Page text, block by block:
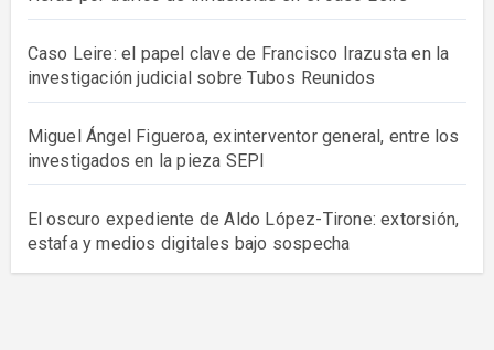
Caso Leire: el papel clave de Francisco Irazusta en la
investigación judicial sobre Tubos Reunidos
Miguel Ángel Figueroa, exinterventor general, entre los
investigados en la pieza SEPI
El oscuro expediente de Aldo López-Tirone: extorsión,
estafa y medios digitales bajo sospecha